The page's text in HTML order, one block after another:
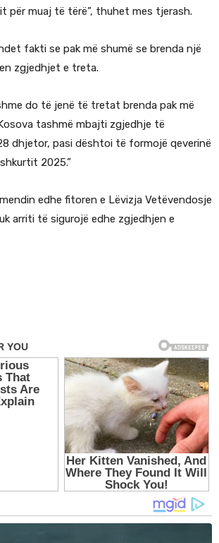
për muaj të tërë”, thuhet mes tjerash.
fakti se pak më shumë se brenda një
zgjedhjet e treta.
do të jenë të tretat brenda pak më
tashmë mbajti zgjedhje të
dhjetor, pasi dështoi të formojë qeverinë
2025.”
edhe fitoren e Lëvizja Vetëvendosje
arriti të sigurojë edhe zgjedhjen e